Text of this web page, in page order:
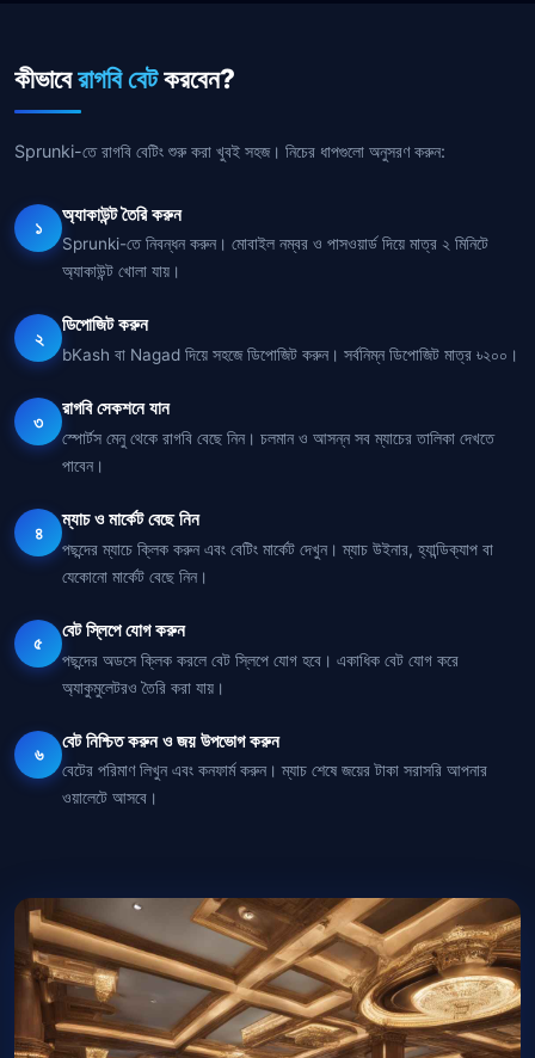
কীভাবেরাগবি বেটকরবেন?
Sprunki-তে রাগবি বেটিং শুরু করা খুবই সহজ। নিচের ধাপগুলো অনুসরণ করুন:
১
অ্যাকাউন্ট তৈরি করুন
Sprunki-তে নিবন্ধন করুন। মোবাইল নম্বর ও পাসওয়ার্ড দিয়ে মাত্র ২ মিনিটে
অ্যাকাউন্ট খোলা যায়।
২
ডিপোজিট করুন
bKash বা Nagad দিয়ে সহজে ডিপোজিট করুন। সর্বনিম্ন ডিপোজিট মাত্র ৳২০০।
৩
রাগবি সেকশনে যান
স্পোর্টস মেনু থেকে রাগবি বেছে নিন। চলমান ও আসন্ন সব ম্যাচের তালিকা দেখতে
পাবেন।
৪
ম্যাচ ও মার্কেট বেছে নিন
পছন্দের ম্যাচে ক্লিক করুন এবং বেটিং মার্কেট দেখুন। ম্যাচ উইনার, হ্যান্ডিক্যাপ বা
যেকোনো মার্কেট বেছে নিন।
৫
বেট স্লিপে যোগ করুন
পছন্দের অডসে ক্লিক করলে বেট স্লিপে যোগ হবে। একাধিক বেট যোগ করে
অ্যাকুমুলেটরও তৈরি করা যায়।
৬
বেট নিশ্চিত করুন ও জয় উপভোগ করুন
বেটের পরিমাণ লিখুন এবং কনফার্ম করুন। ম্যাচ শেষে জয়ের টাকা সরাসরি আপনার
ওয়ালেটে আসবে।